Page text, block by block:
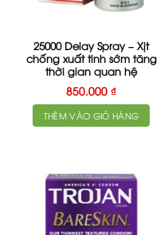
25000 Delay Spray – Xịt
chống xuất tinh sớm tăng
thời gian quan hệ
850.000 ₫
THÊM VÀO GIỎ HÀNG